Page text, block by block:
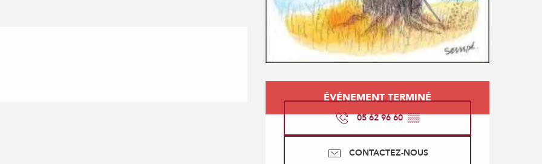
Ouverture et
ÉVÉNEMENT TERMINÉ
05 62 96 60▒▒
CONTACTEZ-NOUS